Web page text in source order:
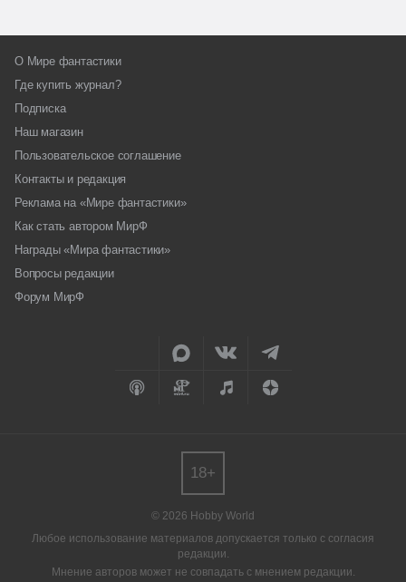
О Мире фантастики
Где купить журнал?
Подписка
Наш магазин
Пользовательское соглашение
Контакты и редакция
Реклама на «Мире фантастики»
Как стать автором МирФ
Награды «Мира фантастики»
Вопросы редакции
Форум МирФ
© 2026 Hobby World
Любое использование материалов допускается только с согласия
редакции.
Мнение авторов может не совпадать с мнением редакции.
18+